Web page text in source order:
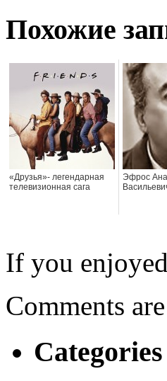
Похожие
«Друзья»- легендарная
телевизионная сага
Эфрос
If you
Comments
Categories